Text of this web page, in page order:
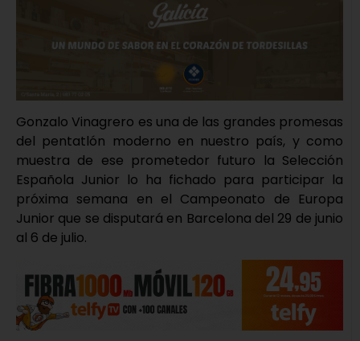
Gonzalo Vinagrero es una de las grandes promesas
del pentatlón moderno en nuestro país, y como
muestra de ese prometedor futuro la Selección
Española Junior lo ha fichado para participar la
próxima semana en el Campeonato de Europa
Junior que se disputará en Barcelona del 29 de junio
al 6 de julio.